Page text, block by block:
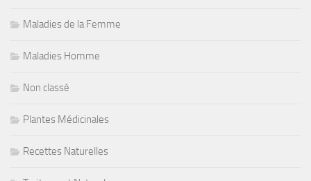
Maladies de la Femme
Maladies Homme
Non classé
Plantes Médicinales
Recettes Naturelles